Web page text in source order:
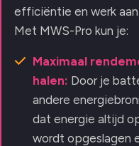
efficiëntie en werk
Met MWS-Pro kun je:
Maximaal
halen: Door je
andere
dat energie altijd
wordt opgeslagen